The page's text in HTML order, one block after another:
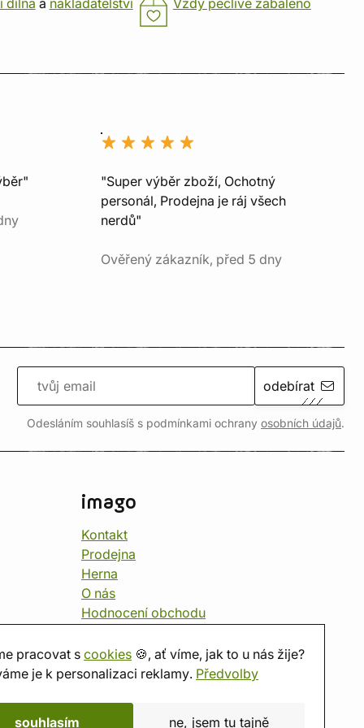
pracovat s cookies 🍪, ať víme, jak to u nás žije?
je k personalizaci reklamy. Předvolby
souhlasím ne, jsem tu tajně
dílna a nakladatelství Vždy pečlivě zabaleno
"Super výběr zboží, Ochotný
personál, Prodejna je ráj všech
nerdů"
Ověřený zákazník, před 5 dny
odebírat
Odesláním souhlasíš s podmínkami ochrany osobních údajů.
imago
Kontakt
Prodejna
Herna
O nás
Hodnocení obchodu
Kalendář
imago.blog